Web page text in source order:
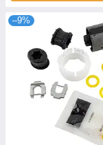
–9%